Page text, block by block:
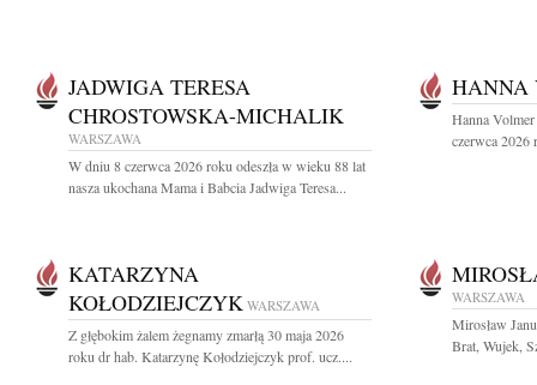
JADWIGA TERESA
CHROSTOWSKA-MICHALIK
WARSZAWA
W dniu 8 czerwca 2026 roku odeszła w wieku 88 lat
nasza ukochana Mama i Babcia Jadwiga Teresa...
HANNA
Hanna Volmer
czerwca 2026
KATARZYNA
KOŁODZIEJCZYK WARSZAWA
Z głębokim żalem żegnamy zmarłą 30 maja 2026
roku dr hab. Katarzynę Kołodziejczyk prof. ucz....
WARSZAWA
Mirosław
Brat, Wujek,